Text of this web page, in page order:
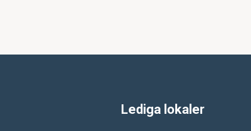
Lediga lokaler